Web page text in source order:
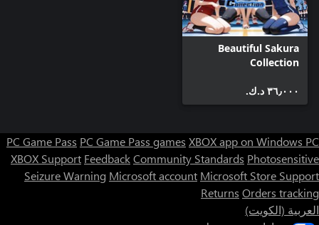
Beautiful Sakura
Collection
٣٦٫٠٠٠ د.ك.‏
PC Game Pass PC Game Pass games XBOX app on Windows PC
XBOX Support FeedbackCommunity Standards Photosensitive
Seizure Warning Microsoft account Microsoft Store Support
Returns Orders tracking
العربية (الكويت)